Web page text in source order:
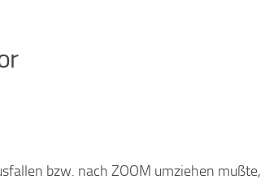
bzw. nach ZOOM umziehen mußte,